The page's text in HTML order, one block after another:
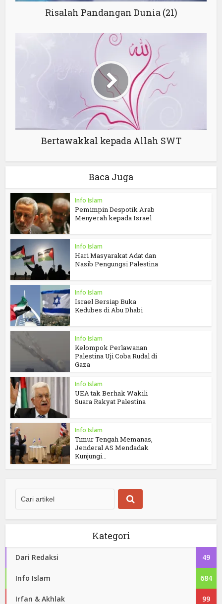
Risalah Pandangan Dunia (21)
Bertawakkal kepada Allah SWT
Baca Juga
Info Islam
Pemimpin Despotik Arab
Menyerah kepada Israel
Info Islam
Hari Masyarakat Adat dan
Nasib Pengungsi Palestina
Info Islam
Israel Bersiap Buka
Kedubes di Abu Dhabi
Info Islam
Kelompok Perlawanan
Palestina Uji Coba Rudal di
Gaza
Info Islam
UEA tak Berhak Wakili
Suara Rakyat Palestina
Info Islam
Timur Tengah Memanas,
Jenderal AS Mendadak
Kunjungi...
Kategori
Dari Redaksi 49
Info Islam 684
Irfan & Akhlak 99